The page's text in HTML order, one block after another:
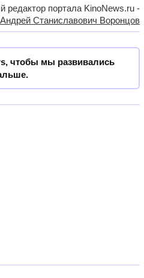
редактор портала KinoNews.ru -
Андрей Станиславович Воронцов
чтобы мы развивались